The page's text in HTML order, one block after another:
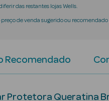
das restantes lojas Wells.
preço de venda sugerido ou
Recomendado
Protetora Queratina